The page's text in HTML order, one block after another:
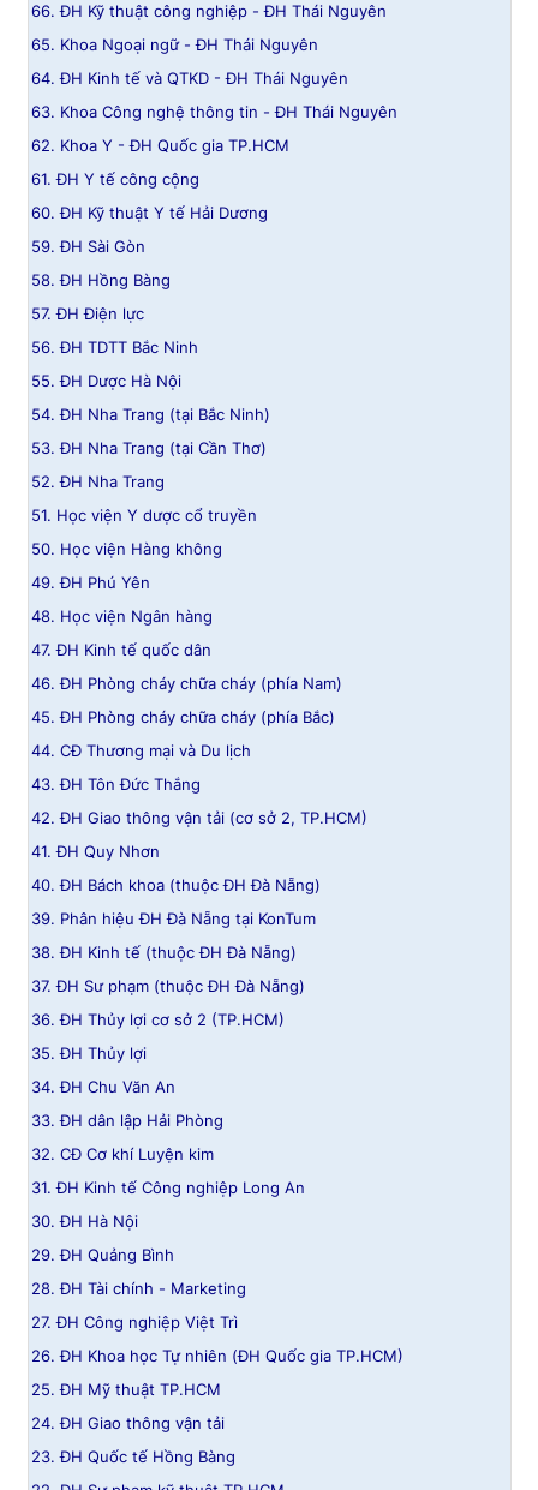
66. ĐH Kỹ thuật công nghiệp - ĐH Thái Nguyên
65. Khoa Ngoại ngữ - ĐH Thái Nguyên
64. ĐH Kinh tế và QTKD - ĐH Thái Nguyên
63. Khoa Công nghệ thông tin - ĐH Thái Nguyên
62. Khoa Y - ĐH Quốc gia TP.HCM
61. ĐH Y tế công cộng
60. ĐH Kỹ thuật Y tế Hải Dương
59. ĐH Sài Gòn
58. ĐH Hồng Bàng
57. ĐH Điện lực
56. ĐH TDTT Bắc Ninh
55. ĐH Dược Hà Nội
54. ĐH Nha Trang (tại Bắc Ninh)
53. ĐH Nha Trang (tại Cần Thơ)
52. ĐH Nha Trang
51. Học viện Y dược cổ truyền
50. Học viện Hàng không
49. ĐH Phú Yên
48. Học viện Ngân hàng
47. ĐH Kinh tế quốc dân
46. ĐH Phòng cháy chữa cháy (phía Nam)
45. ĐH Phòng cháy chữa cháy (phía Bắc)
44. CĐ Thương mại và Du lịch
43. ĐH Tôn Đức Thắng
42. ĐH Giao thông vận tải (cơ sở 2, TP.HCM)
41. ĐH Quy Nhơn
40. ĐH Bách khoa (thuộc ĐH Đà Nẵng)
39. Phân hiệu ĐH Đà Nẵng tại KonTum
38. ĐH Kinh tế (thuộc ĐH Đà Nẵng)
37. ĐH Sư phạm (thuộc ĐH Đà Nẵng)
36. ĐH Thủy lợi cơ sở 2 (TP.HCM)
35. ĐH Thủy lợi
34. ĐH Chu Văn An
33. ĐH dân lập Hải Phòng
32. CĐ Cơ khí Luyện kim
31. ĐH Kinh tế Công nghiệp Long An
30. ĐH Hà Nội
29. ĐH Quảng Bình
28. ĐH Tài chính - Marketing
27. ĐH Công nghiệp Việt Trì
26. ĐH Khoa học Tự nhiên (ĐH Quốc gia TP.HCM)
25. ĐH Mỹ thuật TP.HCM
24. ĐH Giao thông vận tải
23. ĐH Quốc tế Hồng Bàng